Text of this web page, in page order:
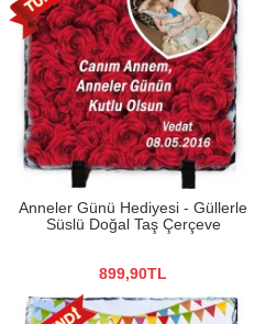
Anneler Günü Hediyesi - Güllerle
Süslü Doğal Taş Çerçeve
899,90TL